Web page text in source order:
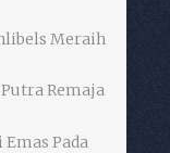
Meraih
Putra Remaja
Pada